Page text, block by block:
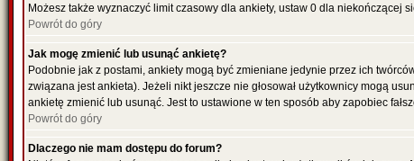
Możesz także wyznaczyć limit czasowy dla ankiety, ustaw 0 dla
Powrót do góry
Jak mogę zmienić lub usunąć ankietę?
Podobnie jak z postami, ankiety mogą być zmieniane jedynie przez ich
związana jest ankieta). Jeżeli nikt jeszcze nie głosował użytkownicy mogą
ankietę zmienić lub usunąć. Jest to ustawione w ten sposób aby zapobiec
Powrót do góry
Dlaczego nie mam dostępu do forum?